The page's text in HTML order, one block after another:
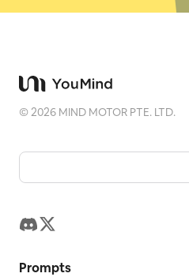
©2026 MIND MOTOR PTE. LTD.
Prompts